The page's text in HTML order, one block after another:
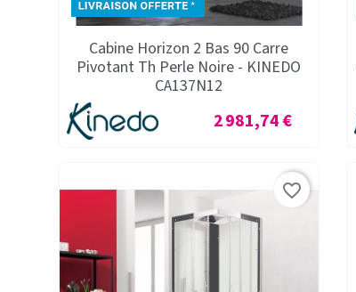
Cabine Horizon 2 Bas 90 Carre
Pivotant Th Perle Noire - KINEDO
CA137N12
Prix
2 981,74 €
favorite_border